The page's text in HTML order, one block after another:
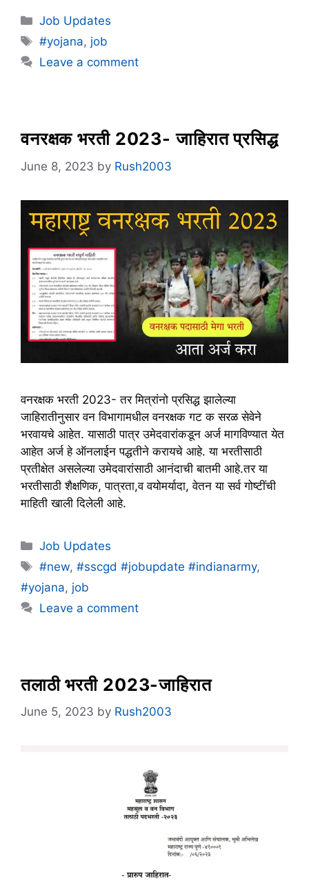
Categories
Job Updates
Tags
#yojana, job
Leave a comment
वनरक्षक भरती 2023- जाहिरात प्रसिद्ध
June 8, 2023 by Rush2003
वनरक्षक भरती 2023- तर मित्रांनो प्रसिद्ध झालेल्या
जाहिरातीनुसार वन विभागामधील वनरक्षक गट क सरळ सेवेने
भरवायचे आहेत. यासाठी पात्र उमेदवारांकडून अर्ज मागविण्यात येत
आहेत अर्ज हे ऑनलाईन पद्धतीने करायचे आहे. या भरतीसाठी
प्रतीक्षेत असलेल्या उमेदवारांसाठी आनंदाची बातमी आहे.तर या
भरतीसाठी शैक्षणिक, पात्रता,व वयोमर्यादा, वेतन या सर्व गोष्टींची
माहिती खाली दिलेली आहे.
Categories
Job Updates
Tags
#new,#sscgd #jobupdate #indianarmy,
#yojana, job
Leave a comment
तलाठी भरती 2023-जाहिरात
June 5, 2023 by Rush2003